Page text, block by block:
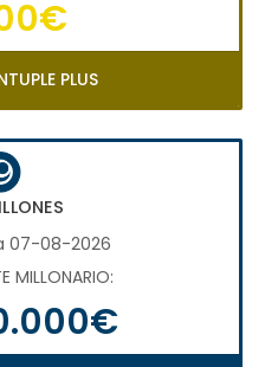
PLUS
07-08-2026
MILLONARIO: